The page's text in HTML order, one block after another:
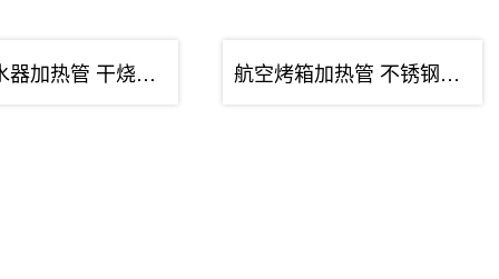
航空热水器加热管 干烧单头发热管 不锈钢··· 航空烤箱加热管 不锈钢干烧型发热管 耐高···